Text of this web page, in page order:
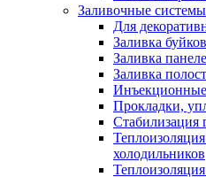
Заливочные системы
Для
Заливка буйков
Заливка
Заливка
Прокладки,
Стабилизация
холодильников